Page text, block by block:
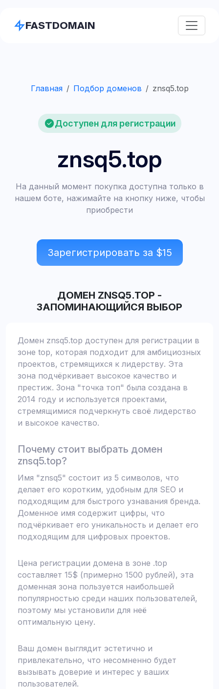
FASTDOMAIN
Главная Подбор доменов znsq5.top
Доступен для регистрации
znsq5.top
На данный момент покупка доступна только в
нашем боте, нажимайте на кнопку ниже, чтобы
приобрести
Зарегистрировать за $15
ДОМЕН ZNSQ5.TOP -
ЗАПОМИНАЮЩИЙСЯ ВЫБОР
Домен znsq5.top доступен для регистрации в
зоне top, которая подходит для амбициозных
проектов, стремящихся к лидерству. Эта
зона подчёркивает высокое качество и
престиж. Зона "точка топ" была создана в
2014 году и используется проектами,
стремящимися подчеркнуть своё лидерство
и высокое качество.
Почему стоит выбрать домен
znsq5.top?
Имя "znsq5" состоит из 5 символов, что
делает его коротким, удобным для SEO и
подходящим для быстрого узнавания бренда.
Доменное имя содержит цифры, что
подчёркивает его уникальность и делает его
подходящим для цифровых проектов.
Цена регистрации домена в зоне .top
составляет 15$ (примерно 1500 рублей), эта
доменная зона пользуется наибольшей
популярностью среди наших пользователей,
поэтому мы установили для неё
оптимальную цену.
Ваш домен выглядит эстетично и
привлекательно, что несомненно будет
вызывать доверие и интерес у ваших
пользователей.